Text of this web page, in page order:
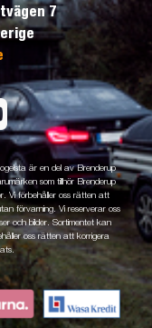
7
är en del av Brenderup
som tillhör Brenderup
Vi förbehåller oss rätten att
förvarning. Vi reserverar oss
och bilder. Sortimentet kan
oss rätten att korrigera